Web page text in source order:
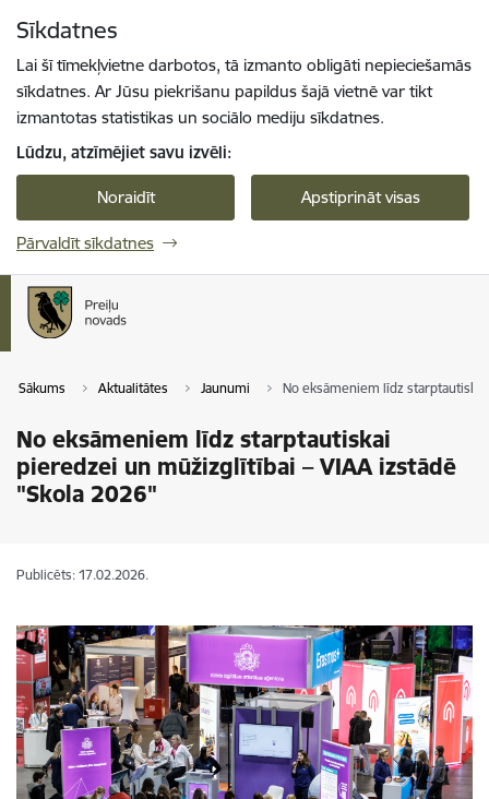
Sīkdatnes
Lai šī tīmekļvietne darbotos, tā izmanto obligāti nepieciešamās
sīkdatnes. Ar Jūsu piekrišanu papildus šajā vietnē var tikt
izmantotas statistikas un sociālo mediju sīkdatnes.
Lūdzu, atzīmējiet savu izvēli:
Noraidīt Apstiprināt visas
Pārvaldīt sīkdatnes
Sākums Aktualitātes Jaunumi No eksāmeniem līdz
No eksāmeniem līdz starptautiskai
pieredzei un mūžizglītībai – VIAA izstādē
"Skola 2026"
Publicēts: 17.02.2026.